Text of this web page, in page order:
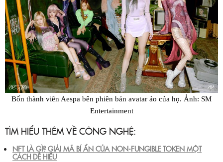
Bốn thành viên Aespa bên phiên bản avatar ảo của họ. Ảnh: SM
Entertainment
TÌM HIỂU THÊM VỀ CÔNG NGHỆ:
NFT LÀ GÌ? GIẢI MÃ BÍ ẨN CỦA NON-FUNGIBLE TOKEN MỘT
CÁCH DỄ HIỂU